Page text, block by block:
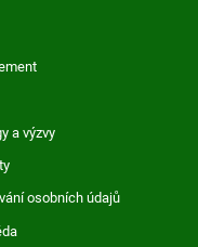
a výzvy
osobních údajů